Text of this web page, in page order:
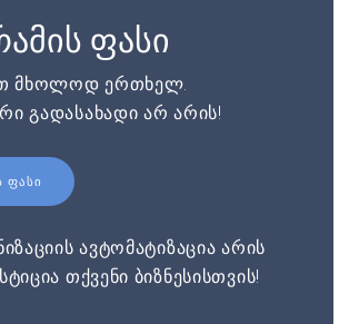
ფასი
მხოლოდ ერთხელ.
გადასახადი არ არის!
ᲤᲐᲡᲘ
ავტომატიზაცია არის
თქვენი ბიზნესისთვის!